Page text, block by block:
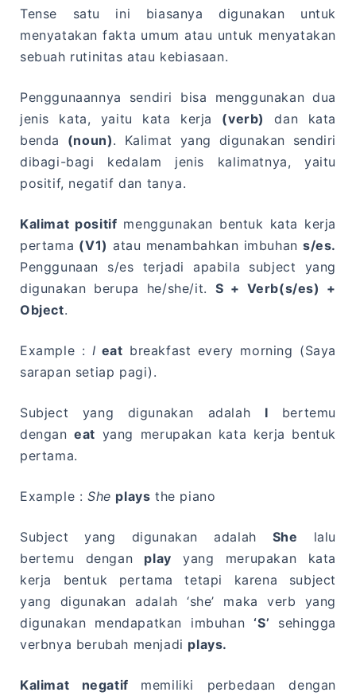
Tense satu ini biasanya digunakan untuk
menyatakan fakta umum atau untuk menyatakan
sebuah rutinitas atau kebiasaan.
Penggunaannya sendiri bisa menggunakan dua
jenis kata, yaitu kata kerja (verb)
dan kata
benda (noun). Kalimat yang digunakan sendiri
dibagi-bagi kedalam jenis kalimatnya, yaitu
positif, negatif dan tanya.
Kalimat positif menggunakan bentuk kata kerja
pertama (V1) atau menambahkan imbuhan s/es.
Penggunaan s/es terjadi apabila subject yang
digunakan berupa he/she/it. S + Verb(s/es) +
Object.
Example : I eat breakfast every morning (Saya
sarapan setiap pagi).
Subject yang digunakan adalah I bertemu
denganeat yang merupakan kata kerja bentuk
pertama.
Example : She plays the piano
Subject yang digunakan adalah She lalu
bertemu dengan play yang merupakan kata
kerja bentuk pertama tetapi karena subject
yang digunakan adalah ‘she’ maka verb yang
digunakan mendapatkan imbuhan‘S’ sehingga
verbnya berubah menjadi plays.
Kalimat negatif memiliki perbedaan dengan